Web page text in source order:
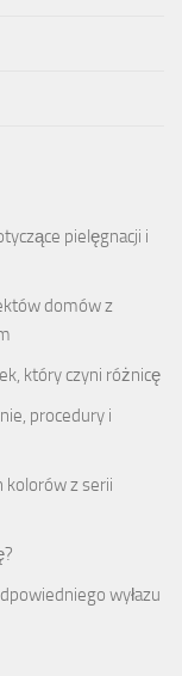
pielęgnacji i
domów z
który czyni różnicę
procedury i
kolorów z serii
wyłazu